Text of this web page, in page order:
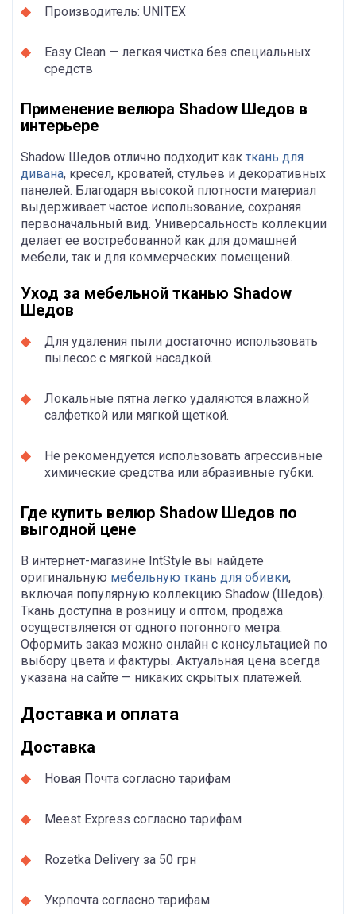
Производитель: UNITEX
Easy Clean — легкая чистка без специальных
средств
Применение велюра Shadow Шедов в
интерьере
Shadow Шедов отлично подходит как ткань для
дивана, кресел, кроватей, стульев и декоративных
панелей. Благодаря высокой плотности материал
выдерживает частое использование, сохраняя
первоначальный вид. Универсальность коллекции
делает ее востребованной как для домашней
мебели, так и для коммерческих помещений.
Уход за мебельной тканью Shadow
Шедов
Для удаления пыли достаточно использовать
пылесос с мягкой насадкой.
Локальные пятна легко удаляются влажной
салфеткой или мягкой щеткой.
Не рекомендуется использовать агрессивные
химические средства или абразивные губки.
Где купить велюр Shadow Шедов по
выгодной цене
В интернет-магазине IntStyle вы найдете
оригинальную мебельную ткань для обивки,
включая популярную коллекцию Shadow (Шедов).
Ткань доступна в розницу и оптом, продажа
осуществляется от одного погонного метра.
Оформить заказ можно онлайн с консультацией по
выбору цвета и фактуры. Актуальная цена всегда
указана на сайте — никаких скрытых платежей.
Доставка и оплата
Доставка
Новая Почта согласно тарифам
Meest Express согласно тарифам
Rozetka Delivery за 50 грн
Укрпочта согласно тарифам